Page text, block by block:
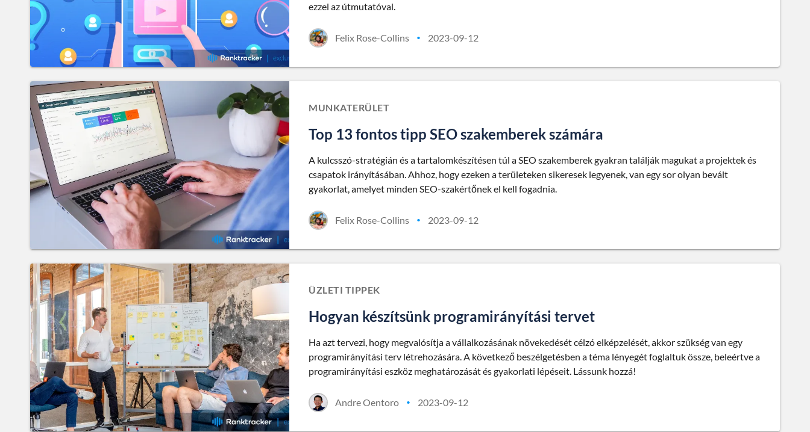
ezzel az útmutatóval.
Felix Rose-Collins • 2023-09-12
MUNKATERÜLET
Top 13 fontos tipp SEO szakemberek számára
A kulcsszó-stratégián és a tartalomkészítésen túl a SEO szakemberek gyakran találják magukat a projektek és
csapatok irányításában. Ahhoz, hogy ezeken a területeken sikeresek legyenek, van egy sor olyan bevált
gyakorlat, amelyet minden SEO-szakértőnek el kell fogadnia.
Felix Rose-Collins • 2023-09-12
ÜZLETI TIPPEK
Hogyan készítsünk programirányítási tervet
Ha azt tervezi, hogy megvalósítja a vállalkozásának növekedését célzó elképzelését, akkor szükség van egy
programirányítási terv létrehozására. A következő beszélgetésben a téma lényegét foglaltuk össze, beleértve a
programirányítási eszköz meghatározását és gyakorlati lépéseit. Lássunk hozzá!
Andre Oentoro • 2023-09-12